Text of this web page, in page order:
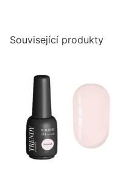
Související produkty